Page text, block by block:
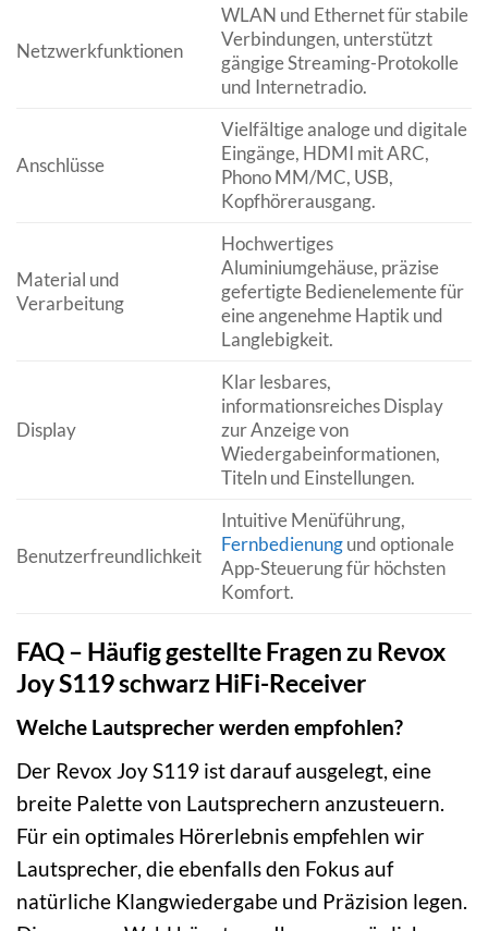
Netzwerkfunktionen
WLAN und Ethernet für stabile
Verbindungen, unterstützt
gängige Streaming-Protokolle
und Internetradio.
Anschlüsse
Vielfältige analoge und digitale
Eingänge, HDMI mit ARC,
Phono MM/MC, USB,
Kopfhörerausgang.
Material und
Verarbeitung
Hochwertiges
Aluminiumgehäuse, präzise
gefertigte Bedienelemente für
eine angenehme Haptik und
Langlebigkeit.
Display
Klar lesbares,
informationsreiches Display
zur Anzeige von
Wiedergabeinformationen,
Titeln und Einstellungen.
Benutzerfreundlichkeit
Intuitive Menüführung,
Fernbedienungund optionale
App-Steuerung für höchsten
Komfort.
FAQ – Häufig gestellte Fragen zu Revox
Joy S119 schwarz HiFi-Receiver
Welche Lautsprecher werden empfohlen?
Der Revox Joy S119 ist darauf ausgelegt, eine
breite Palette von Lautsprechern anzusteuern.
Für ein optimales Hörerlebnis empfehlen wir
Lautsprecher, die ebenfalls den Fokus auf
natürliche Klangwiedergabe und Präzision legen.